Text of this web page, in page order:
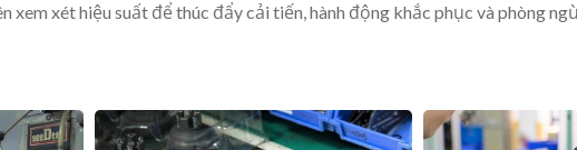
xét hiệu suất để thúc đẩy cải tiến, hành động khắc phục và phòng